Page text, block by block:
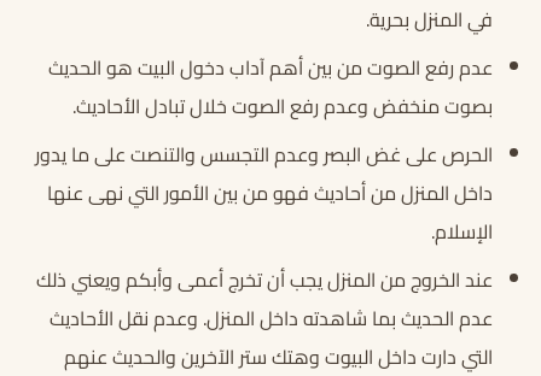
في المنزل بحرية.
عدم رفع الصوت من بين أهم آداب دخول البيت هو الحديث
بصوت منخفض وعدم رفع الصوت خلال تبادل الأحاديث.
الحرص على غض البصر وعدم التجسس والتنصت على ما يدور
داخل المنزل من أحاديث فهو من بين الأمور التي نهى عنها
الإسلام.
عند الخروج من المنزل يجب أن تخرج أعمى وأبكم ويعني ذلك
عدم الحديث بما شاهدته داخل المنزل. وعدم نقل الأحاديث
التي دارت داخل البيوت وهتك ستر الآخرين والحديث عنهم